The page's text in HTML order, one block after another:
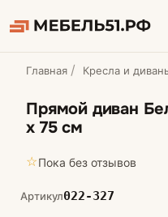
Главная Кресла и
Прямой диван
х 75 см
☆Пока без отзывов
Артикул022-327